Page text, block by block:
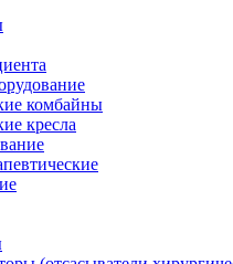
комбайны
кресла